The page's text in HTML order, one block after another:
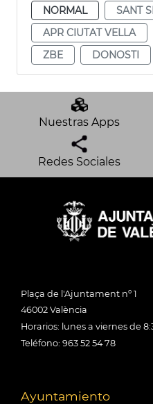
NORMAL
SANT
APR CIUTAT VELLA
ZBE
DONOSTI
Nuestras Apps
Redes Sociales
Plaça de l'Ajuntament nº 1
46002 València
Horarios: lunes a viernes de
Teléfono: 963 52 54 78
Ayuntamiento